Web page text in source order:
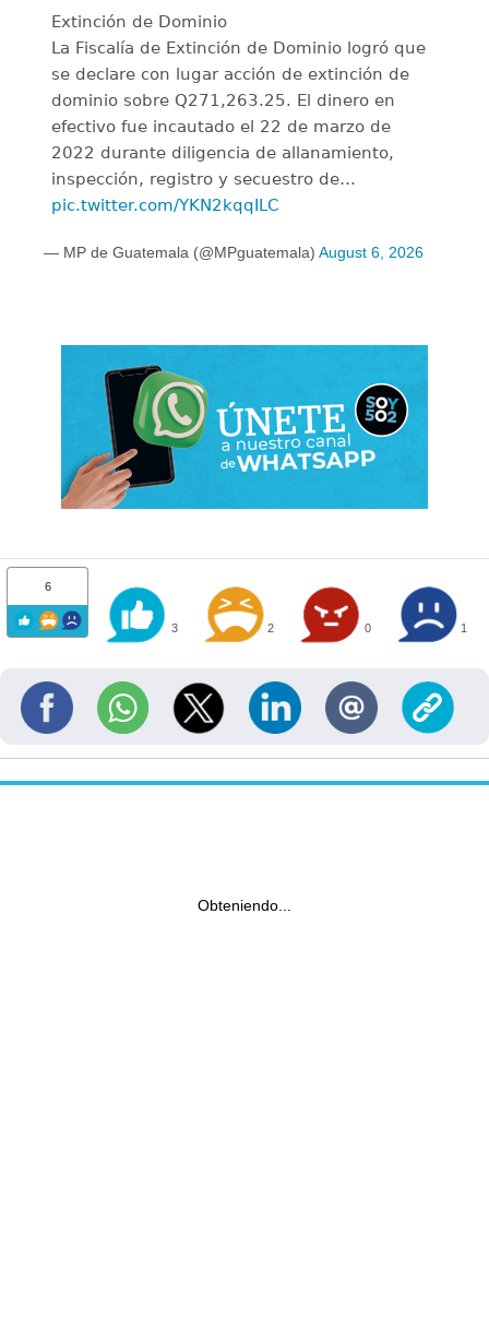
Extinción de Dominio
La Fiscalía de Extinción de Dominio logró que
se declare con lugar acción de extinción de
dominio sobre Q271,263.25. El dinero en
efectivo fue incautado el 22 de marzo de
2022 durante diligencia de allanamiento,
inspección, registro y secuestro de…
pic.twitter.com/YKN2kqqILC
— MP de Guatemala (@MPguatemala) August 6, 2026
6
3 2 0 1
Obteniendo...